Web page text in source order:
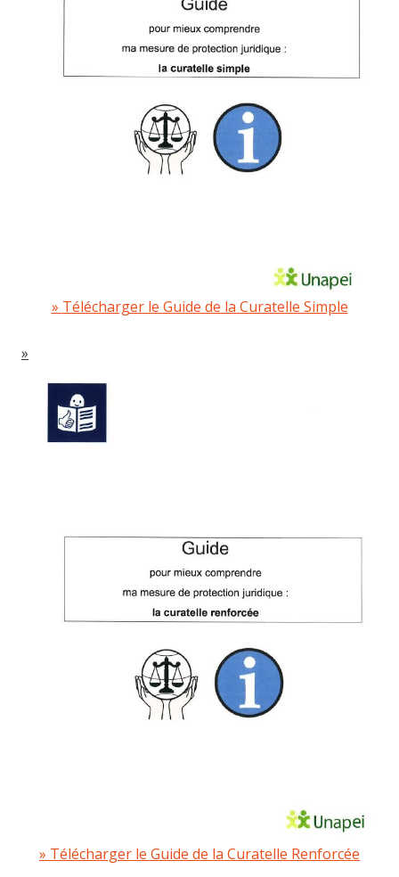
Télécharger le Guide de la Curatelle Simple
Télécharger le Guide de la Curatelle Renforcée